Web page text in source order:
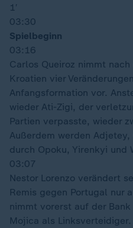
1′
03:30
Spielbeginn
03:16
Carlos Queiroz nimmt
Kroatien vier
Anfangsformation vor.
wieder Ati-Zigi, der
Partien verpasste, wieder
Außerdem werden Adjetey,
durch Opoku, Yirenkyi und
03:07
Nestor Lorenzo verändert
Remis gegen Portugal nur
nimmt vorerst auf der
Mojica als